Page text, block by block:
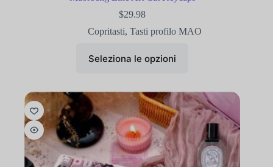
$29.98
Copritasti, Tasti profilo MAO
Seleziona le opzioni